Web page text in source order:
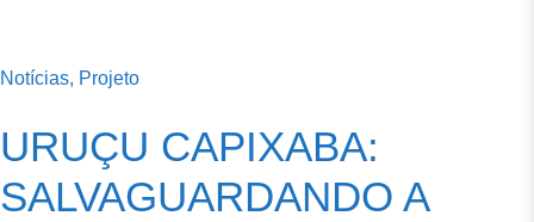
Notícias, Projeto
URUÇU CAPIXABA:
SALVAGUARDANDO A